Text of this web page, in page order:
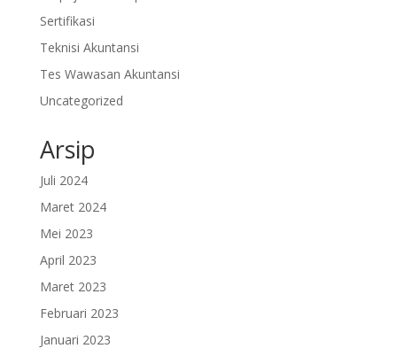
Sertifikasi
Teknisi Akuntansi
Tes Wawasan Akuntansi
Uncategorized
Arsip
Juli 2024
Maret 2024
Mei 2023
April 2023
Maret 2023
Februari 2023
Januari 2023